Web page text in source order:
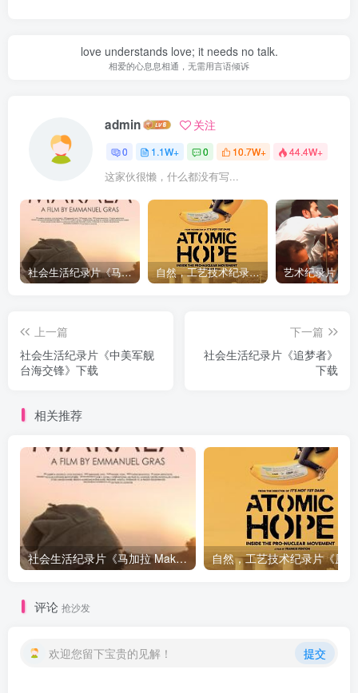
love understands love; it needs no talk.
相爱的心息息相通，无需用言语倾诉
admin 关注
0 1.1W+ 0 10.7W+ 44.4W+
这家伙很懒，什么都没有写...
社会生活纪录片《马加拉 Makala》下载 自然，工艺技术纪录片《原子能的希望 Atomic Hope – Inside the Pro-Nuclear Movement》下载
上一篇
社会生活纪录片《中美军舰
台海交锋》下载
下一篇
社会生活纪录片《追梦者》
下载
相关推荐
社会生活纪录片《马加拉 Makala》下载
评论 抢沙发
欢迎您留下宝贵的见解！ 提交